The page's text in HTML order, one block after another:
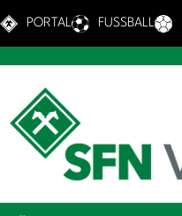
PORTAL FUSSBALL